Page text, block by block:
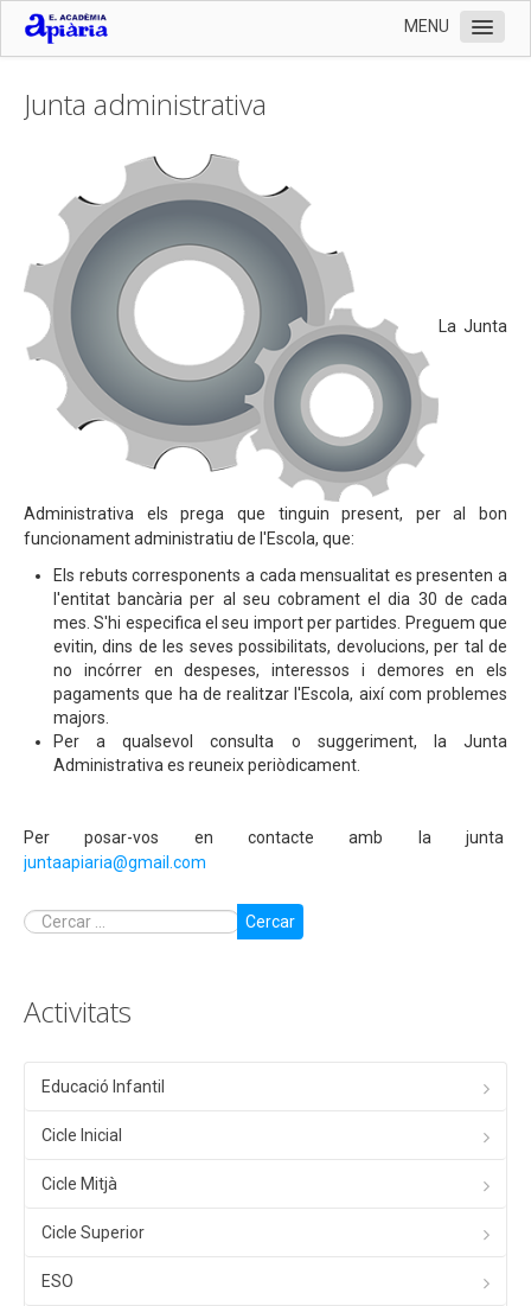
MENU
L'Escola
Horaris
Calendari 2024 - 2025
Professorat
Consell Escolar
Junta administrativa
PAS
Contactar
Preinscripció 2024-2025 i documentació matrícula
Llistat de llibres 2024-2025
Enllaços
Fotografies
Junta administrativa
La Junta
Administrativa els prega que tinguin present, per al bon
funcionament administratiu de l'Escola, que:
Els rebuts corresponents a cada mensualitat es presenten a
l'entitat bancària per al seu cobrament el dia 30 de cada
mes. S'hi especifica el seu import per partides. Preguem que
evitin, dins de les seves possibilitats, devolucions, per tal de
no incórrer en despeses, interessos i demores en els
pagaments que ha de realitzar l'Escola, així com problemes
majors.
Per a qualsevol consulta o suggeriment, la Junta
Administrativa es reuneix periòdicament.
Per posar-vos en contacte amb la junta
juntaapiaria@gmail.com
Cercar
Activitats
Educació Infantil
Cicle Inicial
Cicle Mitjà
Cicle Superior
ESO